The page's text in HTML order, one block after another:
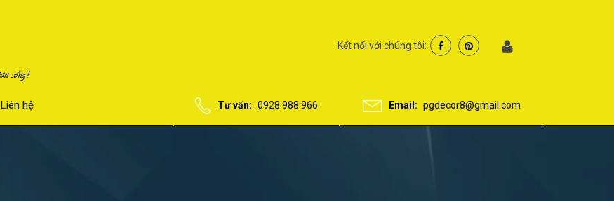
Kết nối với chúng tôi:
Liên hệ Tư vấn: 0928 988 966 Email: pgdecor8@gmail.com